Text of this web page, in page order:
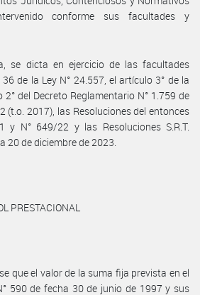
conforme sus facultades y
se dicta en ejercicio de las facultades
de la Ley N° 24.557, el artículo 3° de la
2° del Decreto Reglamentario N° 1.759 de
(t.o. 2017), las Resoluciones del entonces
y N° 649/22 y las Resoluciones S.R.T.
20 de diciembre de 2023.
PRESTACIONAL
que el valor de la suma fija prevista en el
590 de fecha 30 de junio de 1997 y sus